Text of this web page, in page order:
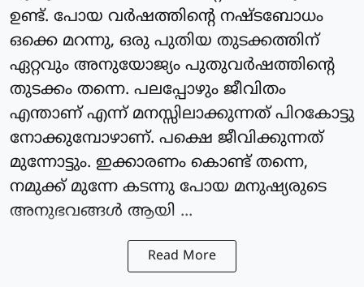
ഉണ്ട്. പോയ വര്‍ഷത്തിന്റെ നഷ്ടബോധം
ഒക്കെ മറന്നു, ഒരു പുതിയ തുടക്കത്തിന്
ഏറ്റവും അനുയോജ്യം പുതുവര്‍ഷത്തിന്റെ
തുടക്കം തന്നെ. പലപ്പോഴും ജീവിതം
എന്താണ് എന്ന് മനസ്സിലാക്കുന്നത് പിറകോട്ടു
നോക്കുമ്പോഴാണ്. പക്ഷെ ജീവിക്കുന്നത്
മുന്നോട്ടും. ഇക്കാരണം കൊണ്ട് തന്നെ,
നമുക്ക് മുന്നേ കടന്നു പോയ മനുഷ്യരുടെ
അനുഭവങ്ങള്‍ ആയി ...
Read More